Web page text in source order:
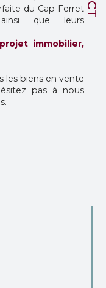
du Cap Ferret
que leurs
immobilier,
les biens en vente
pas à nous